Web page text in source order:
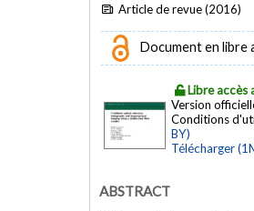
Article de revue (2016)
Document en libre
Libre accès
Version
Conditions
BY)
Télécharger
ABSTRACT